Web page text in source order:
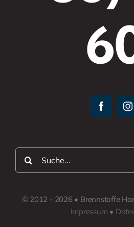
Suche
nach:
© 2012 - 2026 • Brennstoffe
Impressum •